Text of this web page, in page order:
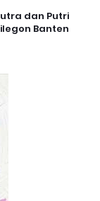
dan Putri
Banten